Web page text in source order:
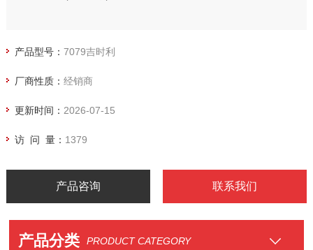
产品型号： 7079吉时利
厂商性质： 经销商
更新时间： 2026-07-15
访 问 量： 1379
产品咨询 联系我们
产品分类 PRODUCT CATEGORY